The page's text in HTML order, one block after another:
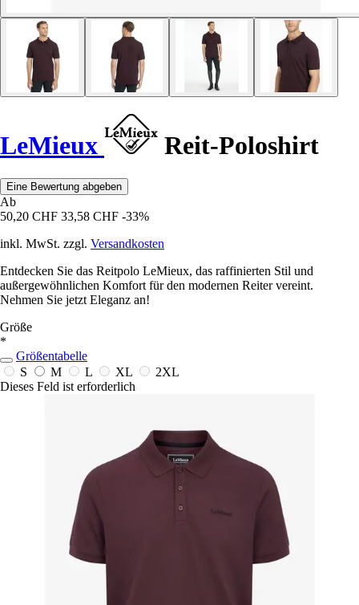
LeMieux Reit-Poloshirt
Eine Bewertung abgeben
Ab
50,20 CHF 33,58 CHF -33%
inkl. MwSt. zzgl. Versandkosten
Entdecken Sie das Reitpolo LeMieux, das raffinierten Stil und
außergewöhnlichen Komfort für den modernen Reiter vereint.
Nehmen Sie jetzt Eleganz an!
Größe
*
Größentabelle
S
M L XL
2XL
Dieses Feld ist erforderlich